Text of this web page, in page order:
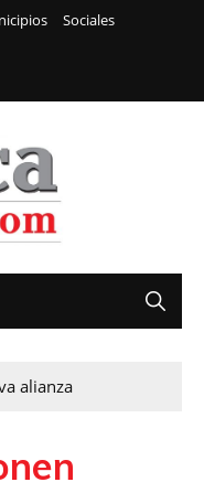
Sociales
alianza